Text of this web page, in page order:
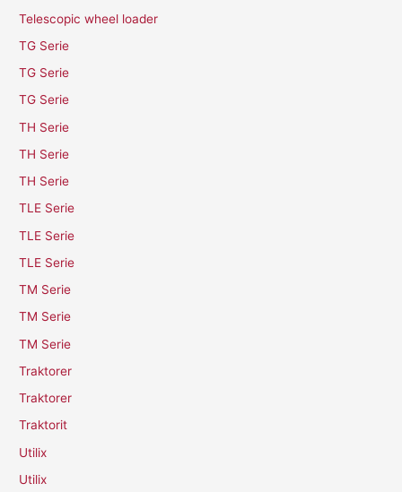
Telescopic wheel loader
TG Serie
TG Serie
TG Serie
TH Serie
TH Serie
TH Serie
TLE Serie
TLE Serie
TLE Serie
TM Serie
TM Serie
TM Serie
Traktorer
Traktorer
Traktorit
Utilix
Utilix